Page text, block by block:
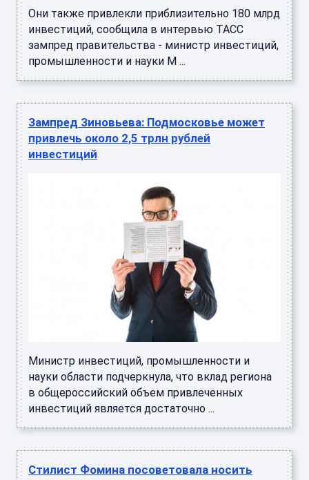
Они также привлекли приблизительно 180 млрд
инвестиций, сообщила в интервью ТАСС
зампред правительства - министр инвестиций,
промышленности и науки М ...
Зампред Зиновьева: Подмосковье может
привлечь около 2,5 трлн рублей
инвестиций
Министр инвестиций, промышленности и
науки области подчеркнула, что вклад региона
в общероссийский объем привлеченных
инвестиций является достаточно ...
Стилист Фомина посоветовала носить